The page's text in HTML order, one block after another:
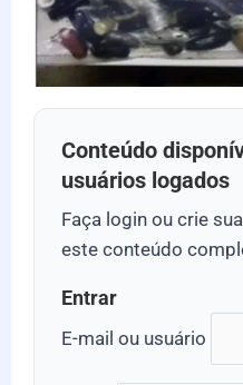
Conteúdo
usuários logados
Faça login ou crie
este conteúdo
Entrar
E-mail ou usuário